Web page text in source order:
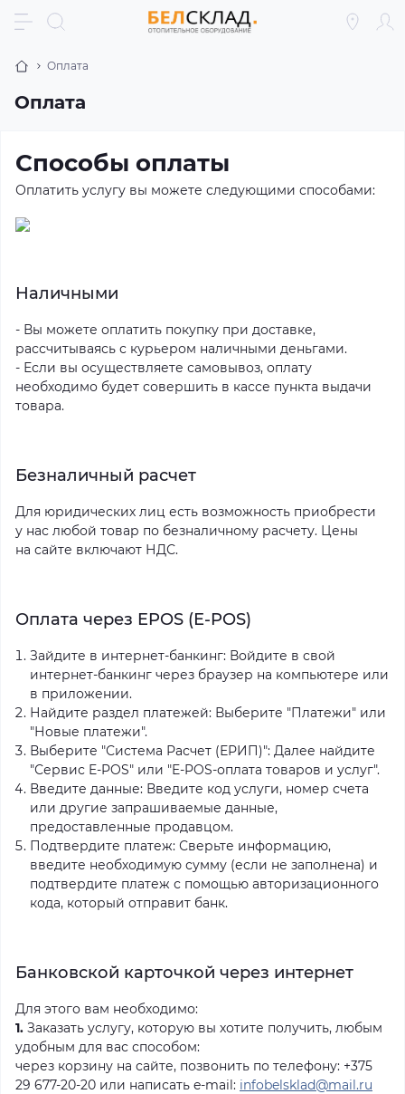
Оплата
Оплата
Способы оплаты
Оплатить услугу вы можете следующими способами:
Наличными
- Вы можете оплатить покупку при доставке,
рассчитываясь с курьером наличными деньгами.
- Если вы осуществляете самовывоз, оплату
необходимо будет совершить в кассе пункта выдачи
товара.
Безналичный расчет
Для юридических лиц есть возможность приобрести
у нас любой товар по безналичному расчету. Цены
на сайте включают НДС.
Оплата через EPOS (Е-POS)
Зайдите в интернет-банкинг: Войдите в свой
интернет-банкинг через браузер на компьютере или
в приложении.
Найдите раздел платежей: Выберите "Платежи" или
"Новые платежи".
Выберите "Система Расчет (ЕРИП)": Далее найдите
"Сервис E-POS" или "E-POS-оплата товаров и услуг".
Введите данные: Введите код услуги, номер счета
или другие запрашиваемые данные,
предоставленные продавцом.
Подтвердите платеж: Сверьте информацию,
введите необходимую сумму (если не заполнена) и
подтвердите платеж с помощью авторизационного
кода, который отправит банк.
Банковской карточкой через интернет
Для этого вам необходимо:
1. Заказать услугу, которую вы хотите получить, любым
удобным для вас способом:
через корзину на сайте, позвонить по телефону: +375
29 677-20-20 или написать e-mail: infobelsklad@mail.ru